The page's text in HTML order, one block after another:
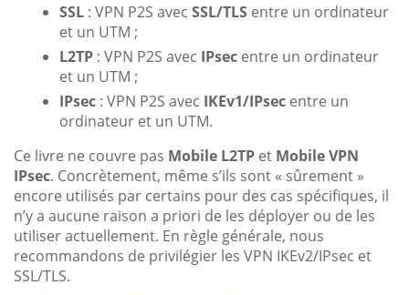
SSL : VPN P2S avec SSL/TLS entre un ordinateur
et un UTM ;
L2TP : VPN P2S avec IPsec entre un ordinateur
et un UTM ;
IPsec : VPN P2S avec IKEv1/IPsec entre un
ordinateur et un UTM.
Ce livre ne couvre pas Mobile L2TP et Mobile VPN
IPsec. Concrètement, même s’ils sont « sûrement »
encore utilisés par certains pour des cas spécifiques, il
n’y a aucune raison a priori de les déployer ou de les
utiliser actuellement. En règle générale, nous
recommandons de privilégier les VPN IKEv2/IPsec et
SSL/TLS.